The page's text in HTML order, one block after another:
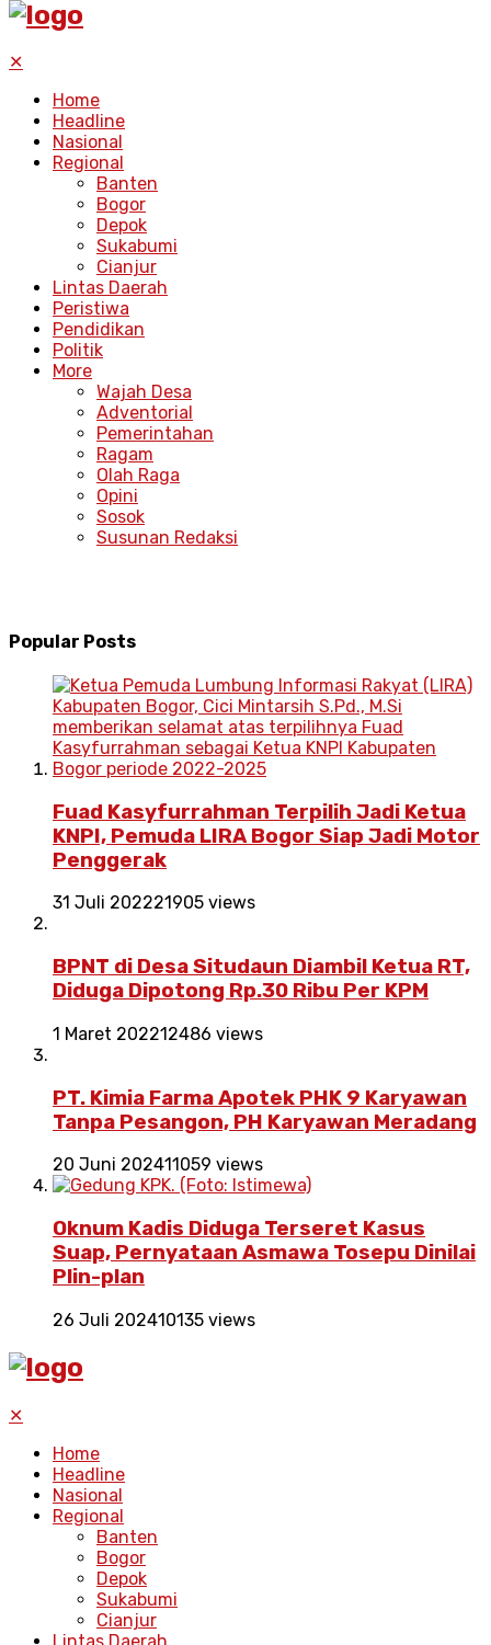
✕
Home
Headline
Nasional
Regional
Banten
Bogor
Depok
Sukabumi
Cianjur
Lintas Daerah
Peristiwa
Pendidikan
Politik
More
Wajah Desa
Adventorial
Pemerintahan
Ragam
Olah Raga
Opini
Sosok
Susunan Redaksi
Popular Posts
Fuad Kasyfurrahman Terpilih Jadi Ketua
KNPI, Pemuda LIRA Bogor Siap Jadi Motor
Penggerak
31 Juli 202221905 views
BPNT di Desa Situdaun Diambil Ketua RT,
Diduga Dipotong Rp.30 Ribu Per KPM
1 Maret 202212486 views
PT. Kimia Farma Apotek PHK 9 Karyawan
Tanpa Pesangon, PH Karyawan Meradang
20 Juni 202411059 views
Oknum Kadis Diduga Terseret Kasus
Suap, Pernyataan Asmawa Tosepu Dinilai
Plin-plan
26 Juli 202410135 views
✕
Home
Headline
Nasional
Regional
Banten
Bogor
Depok
Sukabumi
Cianjur
Lintas Daerah